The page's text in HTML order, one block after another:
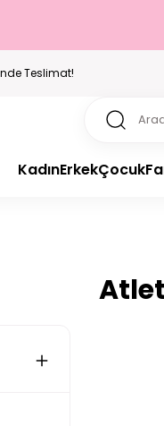
Teslimat!
KadınErkekÇocuk
Atlet